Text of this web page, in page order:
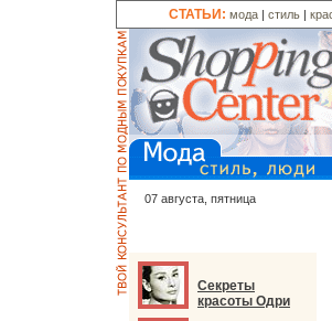
СТАТЬИ: мода | стиль |
07 августа, пятница
Секреты
красоты Одри